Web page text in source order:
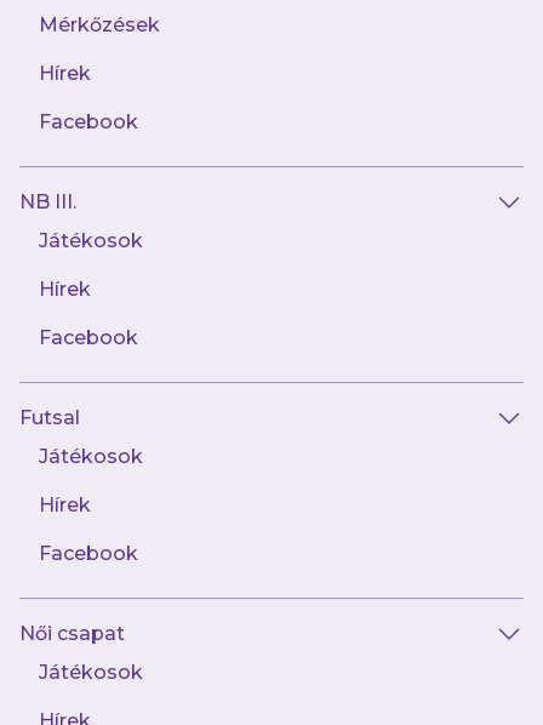
Mérkőzések
Hírek
Facebook
NB III.
Játékosok
Hírek
Facebook
Futsal
Játékosok
Hírek
Facebook
Női csapat
Játékosok